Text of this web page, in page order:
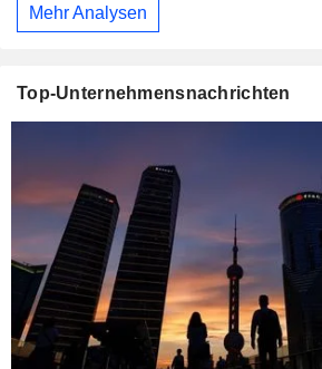
Mehr Analysen
Top-Unternehmensnachrichten